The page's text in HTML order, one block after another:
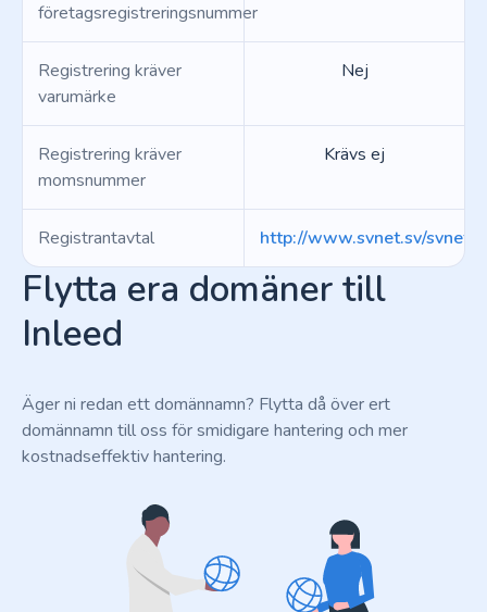
företagsregistreringsnummer
Registrering kräver
varumärke
Nej
Registrering kräver
momsnummer
Krävs ej
Registrantavtal http://www.svnet.sv/
Flytta era domäner till
Inleed
Äger ni redan ett domännamn? Flytta då över ert
domännamn till oss för smidigare hantering och mer
kostnadseffektiv hantering.